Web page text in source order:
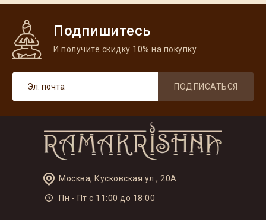
Подпишитесь
И получите скидку 10% на покупку
ПОДПИСАТЬСЯ
Москва, Кусковская ул., 20А
Пн - Пт с 11:00 до 18:00